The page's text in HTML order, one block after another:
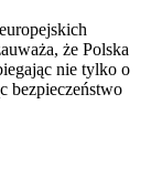
że Polska
nie tylko o
bezpieczeństwo